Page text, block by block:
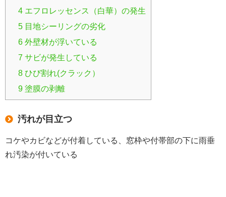
4 エフロレッセンス（白華）の発生
5 目地シーリングの劣化
6 外壁材が浮いている
7 サビが発生している
8 ひび割れ(クラック）
9 塗膜の剥離
汚れが目立つ
コケやカビなどが付着している、窓枠や付帯部の下に雨垂
れ汚染が付いている